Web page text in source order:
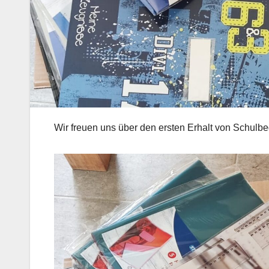
Wir freuen uns über den ersten Erhalt von